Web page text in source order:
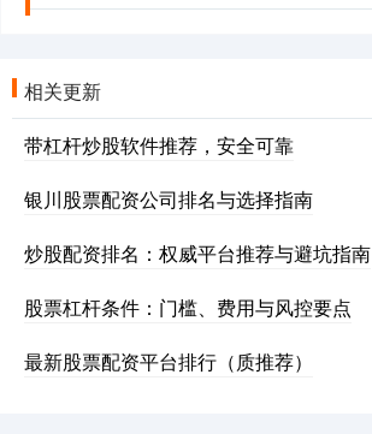
相关更新
带杠杆炒股软件推荐，安全可靠
银川股票配资公司排名与选择指南
炒股配资排名：权威平台推荐与避坑指南
股票杠杆条件：门槛、费用与风控要点
最新股票配资平台排行（质推荐）